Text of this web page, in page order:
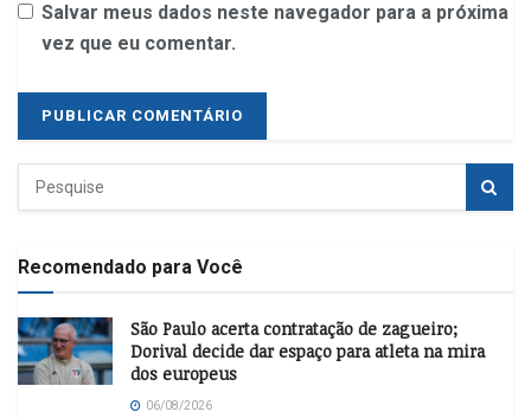
Salvar meus dados neste navegador para a próxima
vez que eu comentar.
Recomendado para Você
São Paulo acerta contratação de zagueiro;
Dorival decide dar espaço para atleta na mira
dos europeus
06/08/2026